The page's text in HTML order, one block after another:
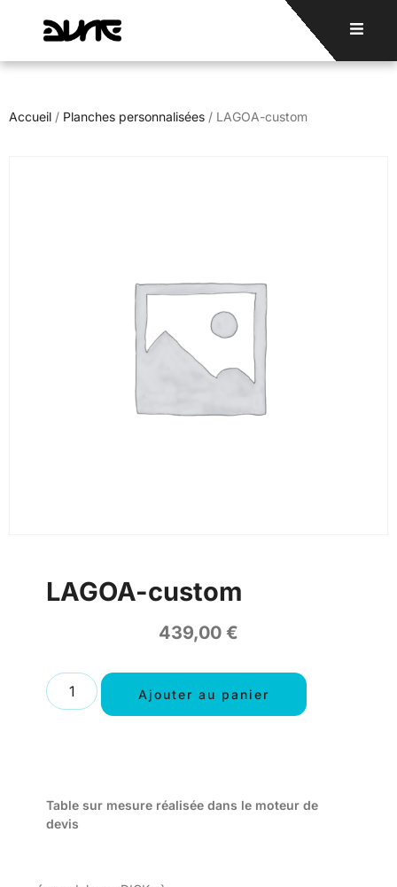
Accueil / Planches personnalisées / LAGOA-custom
LAGOA-custom
439,00 €
Ajouter au panier
Table sur mesure réalisée dans le moteur de
devis